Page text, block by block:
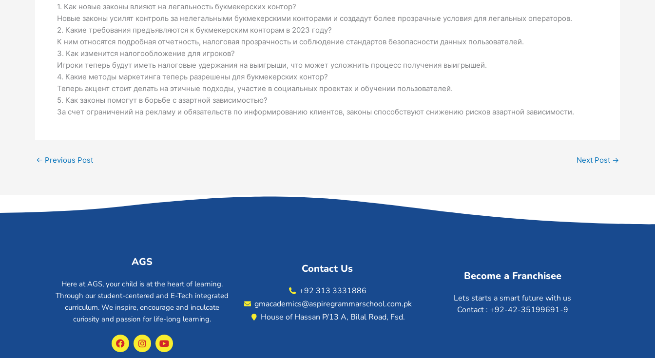
1. Как новые законы влияют на легальность букмекерских контор?
Новые законы усилят контроль за нелегальными букмекерскими конторами и создадут более прозрачные условия для легальных операторов.
2. Какие требования предъявляются к букмекерским конторам в 2023 году?
К ним относятся подробная отчетность, налоговая прозрачность и соблюдение стандартов безопасности данных пользователей.
3. Как изменится налогообложение для игроков?
Игроки теперь будут иметь налоговые удержания на выигрыши, что может усложнить процесс получения выигрышей.
4. Какие методы маркетинга теперь разрешены для букмекерских контор?
Теперь акцент стоит делать на этичные подходы, участие в социальных проектах и обучении пользователей.
5. Как законы помогут в борьбе с азартной зависимостью?
За счет ограничений на рекламу и обязательств по информированию клиентов, законы способствуют снижению рисков азартной зависимости.
← Previous Post Next Post →
AGS
Here at AGS, your child is at the heart of learning.
Through our student-centered and E-Tech integrated
curriculum. We inspire, encourage and inculcate
curiosity and passion for life-long learning.
F
a
c
I
n
s
Y
o
u
Contact Us
+92 313 3331886
gmacademics@aspiregrammarschool.com.pk
House of Hassan P/13 A, Bilal Road, Fsd.
Become a Franchisee
Lets starts a smart future with us
Contact : +92-42-35199691-9